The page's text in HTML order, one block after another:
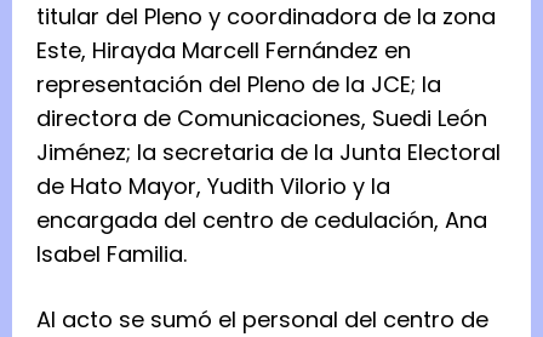
titular del Pleno y coordinadora de la zona
Este, Hirayda Marcell Fernández en
representación del Pleno de la JCE; la
directora de Comunicaciones, Suedi León
Jiménez; la secretaria de la Junta Electoral
de Hato Mayor, Yudith Vilorio y la
encargada del centro de cedulación, Ana
Isabel Familia.
Al acto se sumó el personal del centro de